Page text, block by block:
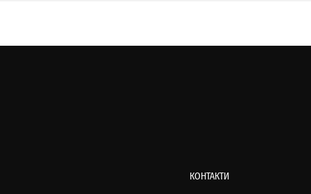
КОНТАКТИ